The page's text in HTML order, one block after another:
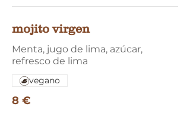
mojito virgen
Menta, jugo de lima, azúcar,
refresco de lima
8 €
vegano